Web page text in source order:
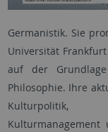
Germanistik. Sie
Universität
auf der
Philosophie. Ihre
Kulturpolitik,